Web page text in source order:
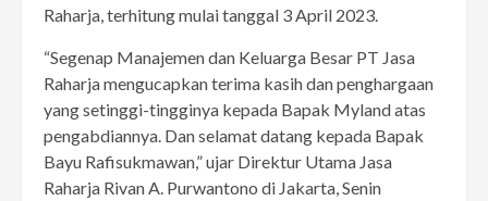
Raharja, terhitung mulai tanggal 3 April 2023.
“Segenap Manajemen dan Keluarga Besar PT Jasa
Raharja mengucapkan terima kasih dan penghargaan
yang setinggi-tingginya kepada Bapak Myland atas
pengabdiannya. Dan selamat datang kepada Bapak
Bayu Rafisukmawan,” ujar Direktur Utama Jasa
Raharja Rivan A. Purwantono di Jakarta, Senin